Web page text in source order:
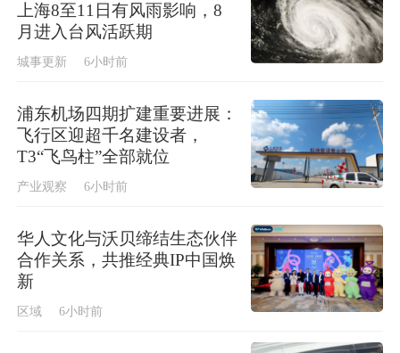
上海8至11日有风雨影响，8
月进入台风活跃期
城事更新 6小时前
浦东机场四期扩建重要进展：
飞行区迎超千名建设者，
T3“飞鸟柱”全部就位
产业观察 6小时前
华人文化与沃贝缔结生态伙伴
合作关系，共推经典IP中国焕
新
区域 6小时前